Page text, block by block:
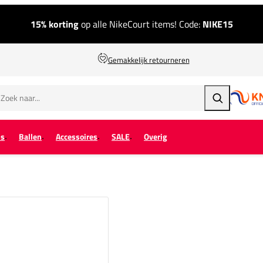
15% kortingop alle NikeCourt items! Code: NIKE15
Gemakkelijk retourneren
Zoeken
Ballen Accessoires SALE Overig